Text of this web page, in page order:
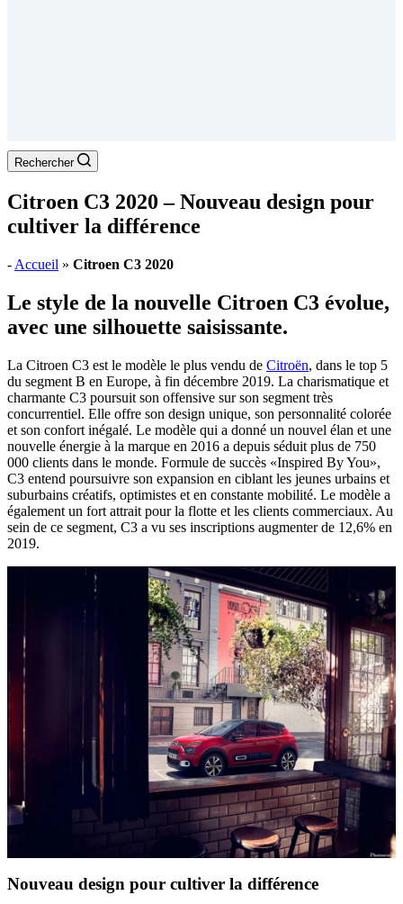
Rechercher
Citroen C3 2020 – Nouveau design pour
cultiver la différence
- Accueil » Citroen C3 2020
Le style de la nouvelle Citroen C3 évolue,
avec une silhouette saisissante.
La Citroen C3 est le modèle le plus vendu de Citroën, dans le top 5
du segment B en Europe, à fin décembre 2019. La charismatique et
charmante C3 poursuit son offensive sur son segment très
concurrentiel. Elle offre son design unique, son personnalité colorée
et son confort inégalé. Le modèle qui a donné un nouvel élan et une
nouvelle énergie à la marque en 2016 a depuis séduit plus de 750
000 clients dans le monde. Formule de succès «Inspired By You»,
C3 entend poursuivre son expansion en ciblant les jeunes urbains et
suburbains créatifs, optimistes et en constante mobilité. Le modèle a
également un fort attrait pour la flotte et les clients commerciaux. Au
sein de ce segment, C3 a vu ses inscriptions augmenter de 12,6% en
2019.
Nouveau design pour cultiver la différence